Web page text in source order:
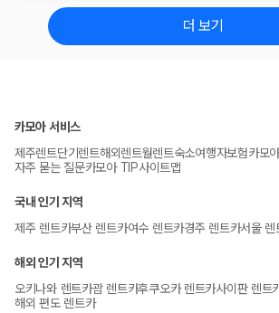
더 보기
카모아 서비스
제주렌트단기렌트해외렌트월렌트숙소여행자보험카모
자주 묻는 질문카모아 TIP사이트맵
국내 인기 지역
제주 렌트카부산 렌트카여수 렌트카경주 렌트카서울 렌
해외 인기 지역
오키나와 렌트카괌 렌트카후쿠오카 렌트카사이판 렌트
해외 편도 렌트카